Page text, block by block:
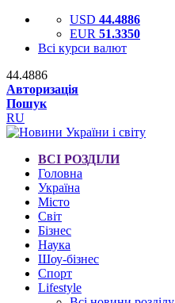
USD 44.4886
EUR 51.3350
Всі курси валют
44.4886
Авторизація
Пошук
RU
ВСІ РОЗДІЛИ
Головна
Україна
Місто
Світ
Бізнес
Наука
Шоу-бізнес
Спорт
Lifestyle